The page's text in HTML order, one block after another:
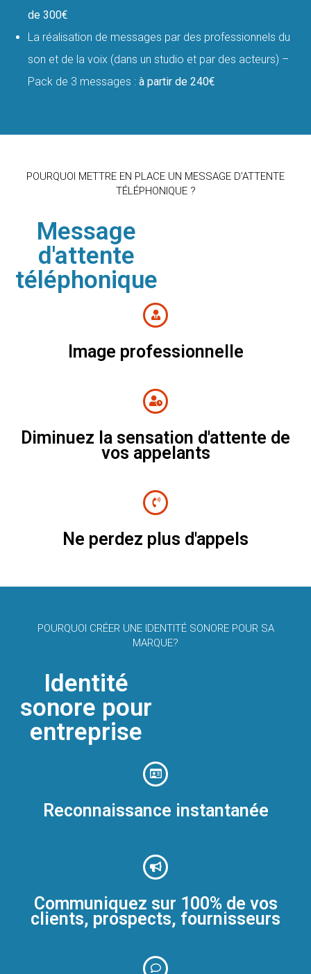
de 300€
La réalisation de messages par des professionnels du
son et de la voix (dans un studio et par des acteurs) –
Pack de 3 messages : à partir de 240€
POURQUOI METTRE EN PLACE UN MESSAGE D’ATTENTE
TÉLÉPHONIQUE ?
Message
d'attente
téléphonique
Image professionnelle
Diminuez la sensation d'attente de
vos appelants
Ne perdez plus d'appels
POURQUOI CRÉER UNE IDENTITÉ SONORE POUR SA
MARQUE?
Identité
sonore pour
entreprise
Reconnaissance instantanée
Communiquez sur 100% de vos
clients, prospects, fournisseurs